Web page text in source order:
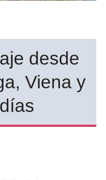
desde
Viena y